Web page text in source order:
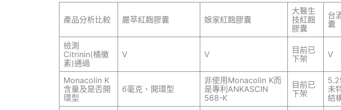
產品分析比較 嚴萃紅麴膠囊 娘家紅麴膠囊
大醫生
技紅麴
膠囊
台
囊
檢測
Citrinin(橘黴
素)通過
V V
目前已
下架
V
Monacolin K
含量及是否開
環型
6毫克、開環型
非使用Monacolin K而
是專利ANKASCIN
568-K
目前已
下架
未
結